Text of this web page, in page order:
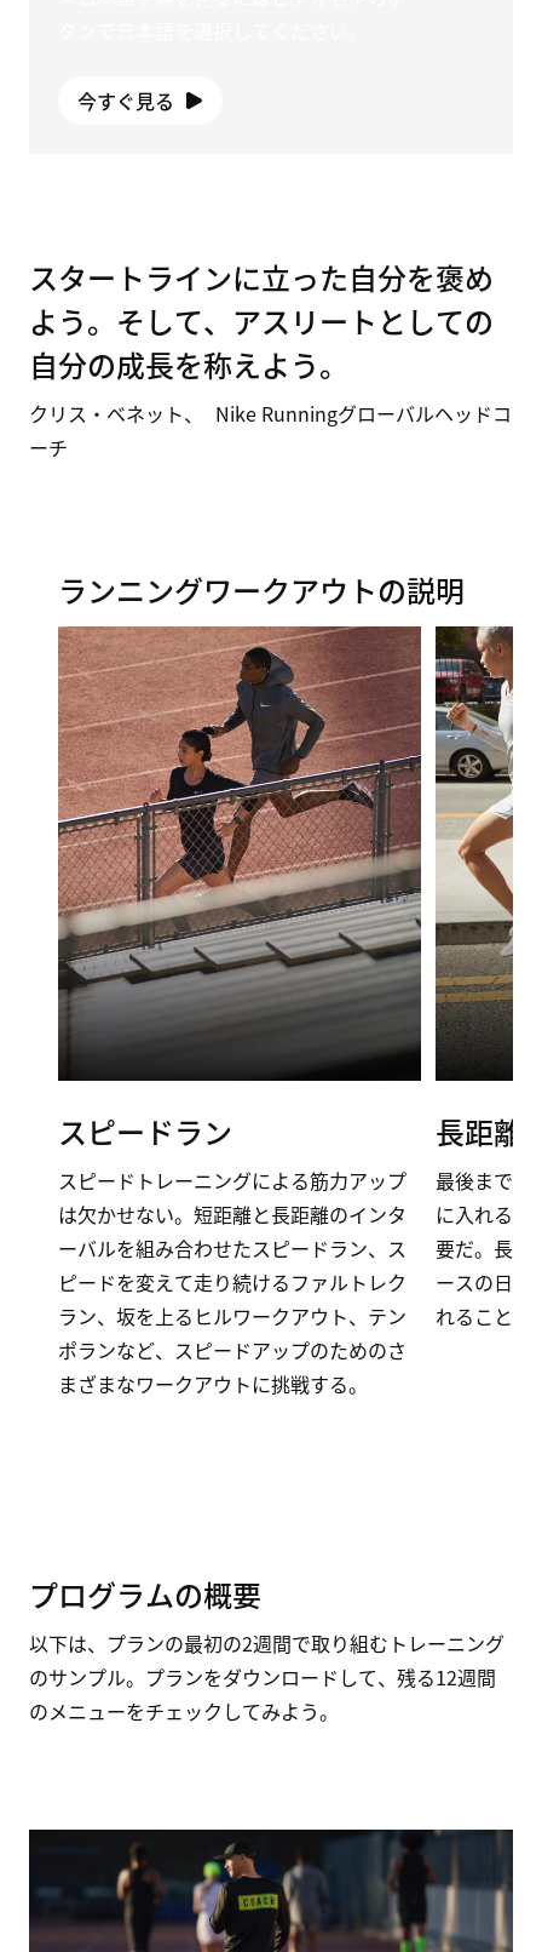
今すぐ見る
スタートラインに立った自分を褒め
よう。そして、アスリートとしての
自分の成長を称えよう。
クリス・ベネット、 Nike Runningグローバルヘッドコ
ーチ
ランニングワークアウトの説明
スピードラン
スピードトレーニングによる筋力アップ
は欠かせない。短距離と長距離のインタ
ーバルを組み合わせたスピードラン、ス
ピードを変えて走り続けるファルトレク
ラン、坂を上るヒルワークアウト、テン
ポランなど、スピードアップのためのさ
まざまなワークアウトに挑戦する。
長距離
最後まで走
に入れるに
要だ。長距
ースの日に
れることが
プログラムの概要
以下は、プランの最初の2週間で取り組むトレーニング
のサンプル。プランをダウンロードして、残る12週間
のメニューをチェックしてみよう。